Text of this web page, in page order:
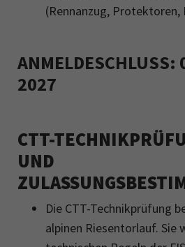
(Rennanzug,
2027
CTT-
UND
Die CTT-Technikprüfung
alpinen Riesentorlauf. Sie